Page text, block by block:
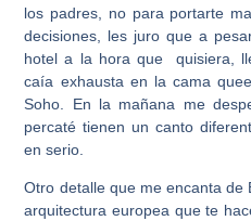
los padres, no para portarte
decisiones, les juro que a
hotel a la hora que quisiera,
caía exhausta en la cama
Soho. En la mañana me
percaté tienen un canto
en serio.
Otro detalle que me encanta de
arquitectura europea que te